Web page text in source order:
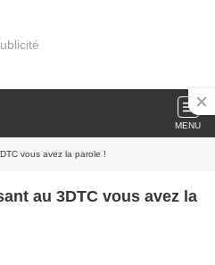
MENU
vous avez la parole !
au 3DTC vous avez la